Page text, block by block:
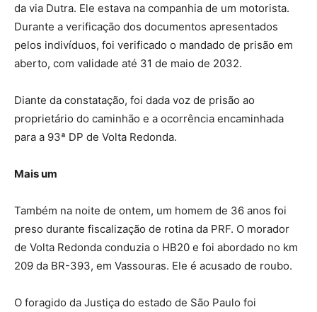
da via Dutra. Ele estava na companhia de um motorista.
Durante a verificação dos documentos apresentados
pelos indivíduos, foi verificado o mandado de prisão em
aberto, com validade até 31 de maio de 2032.
Diante da constatação, foi dada voz de prisão ao
proprietário do caminhão e a ocorrência encaminhada
para a 93ª DP de Volta Redonda.
Mais um
Também na noite de ontem, um homem de 36 anos foi
preso durante fiscalização de rotina da PRF. O morador
de Volta Redonda conduzia o HB20 e foi abordado no km
209 da BR-393, em Vassouras. Ele é acusado de roubo.
O foragido da Justiça do estado de São Paulo foi